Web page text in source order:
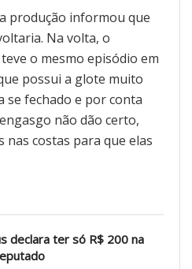
produção informou que
Na volta, o
o mesmo episódio em
possui a glote muito
se fechado e por conta
não dão certo,
nas costas para que elas
declara ter só R$ 200 na